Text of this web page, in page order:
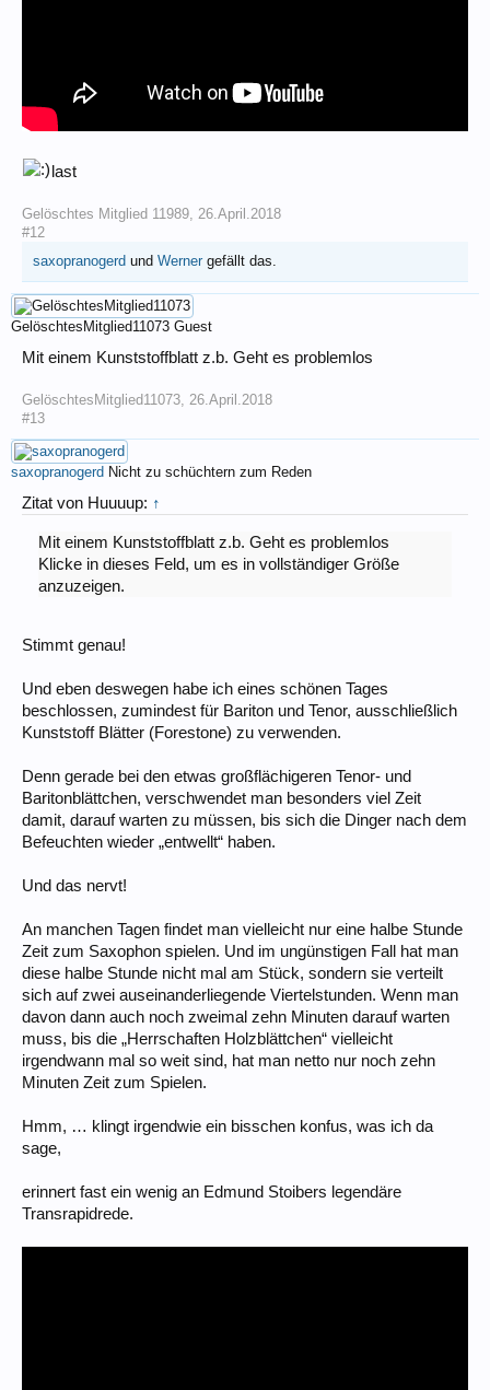
last
Gelöschtes Mitglied 11989, 26.April.2018
#12
saxopranogerd und Werner gefällt das.
GelöschtesMitglied11073 Guest
Mit einem Kunststoffblatt z.b. Geht es problemlos
GelöschtesMitglied11073, 26.April.2018
#13
saxopranogerd Nicht zu schüchtern zum Reden
Zitat von Huuuup: ↑
Mit einem Kunststoffblatt z.b. Geht es problemlos
Klicke in dieses Feld, um es in vollständiger Größe
anzuzeigen.
Stimmt genau!
Und eben deswegen habe ich eines schönen Tages
beschlossen, zumindest für Bariton und Tenor, ausschließlich
Kunststoff Blätter (Forestone) zu verwenden.
Denn gerade bei den etwas großflächigeren Tenor- und
Baritonblättchen, verschwendet man besonders viel Zeit
damit, darauf warten zu müssen, bis sich die Dinger nach dem
Befeuchten wieder „entwellt“ haben.
Und das nervt!
An manchen Tagen findet man vielleicht nur eine halbe Stunde
Zeit zum Saxophon spielen. Und im ungünstigen Fall hat man
diese halbe Stunde nicht mal am Stück, sondern sie verteilt
sich auf zwei auseinanderliegende Viertelstunden. Wenn man
davon dann auch noch zweimal zehn Minuten darauf warten
muss, bis die „Herrschaften Holzblättchen“ vielleicht
irgendwann mal so weit sind, hat man netto nur noch zehn
Minuten Zeit zum Spielen.
Hmm, … klingt irgendwie ein bisschen konfus, was ich da
sage,
erinnert fast ein wenig an Edmund Stoibers legendäre
Transrapidrede.